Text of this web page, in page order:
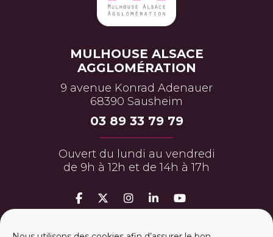
MULHOUSE ALSACE
AGGLOMÉRATION
9 avenue Konrad Adenauer
68390 Sausheim
03 89 33 79 79
Ouvert du lundi au vendredi
de 9h à 12h et de 14h à 17h